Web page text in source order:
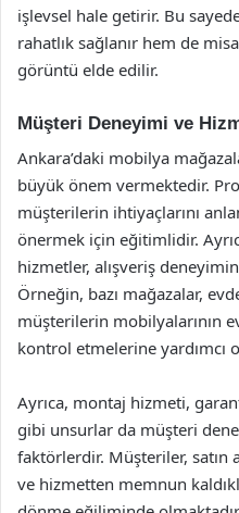
işlevsel hale getirir. Bu
rahatlık sağlanır hem de
görüntü elde edilir.
Müşteri Deneyimi ve
Ankara’daki mobilya
büyük önem vermektedir.
müşterilerin ihtiyaçlarını
önermek için eğitimlidir.
hizmetler, alışveriş
Örneğin, bazı mağazalar,
müşterilerin mobilyalarının
kontrol etmelerine yardımcı
Ayrıca, montaj hizmeti,
gibi unsurlar da müşteri
faktörlerdir. Müşteriler, satın
ve hizmetten memnun